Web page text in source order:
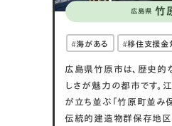
広島県 竹
海がある 移住支援金
広島県竹原市は、歴史的
しさが魅力の都市です。
が立ち並ぶ「竹原町並み
伝統的建造物群保存地区